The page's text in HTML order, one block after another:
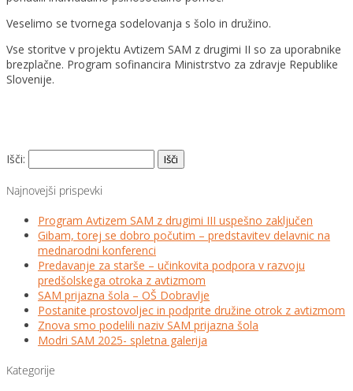
Veselimo se tvornega sodelovanja s šolo in družino.
Vse storitve v projektu Avtizem SAM z drugimi II so za uporabnike
brezplačne. Program sofinancira Ministrstvo za zdravje Republike
Slovenije.
Išči:
Najnovejši prispevki
Program Avtizem SAM z drugimi III uspešno zaključen
Gibam, torej se dobro počutim – predstavitev delavnic na
mednarodni konferenci
Predavanje za starše – učinkovita podpora v razvoju
predšolskega otroka z avtizmom
SAM prijazna šola – OŠ Dobravlje
Postanite prostovoljec in podprite družine otrok z avtizmom
Znova smo podelili naziv SAM prijazna šola
Modri SAM 2025- spletna galerija
Kategorije